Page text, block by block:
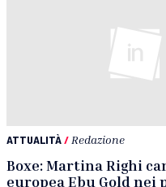
ATTUALITÀ/ Redazione
Boxe: Martina Righi
europea Ebu Gold nei